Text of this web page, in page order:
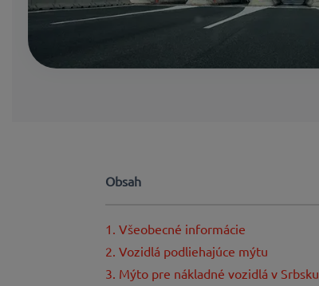
Obsah
1. Všeobecné informácie
2. Vozidlá podliehajúce mýtu
3. Mýto pre nákladné vozidlá v Srbsku